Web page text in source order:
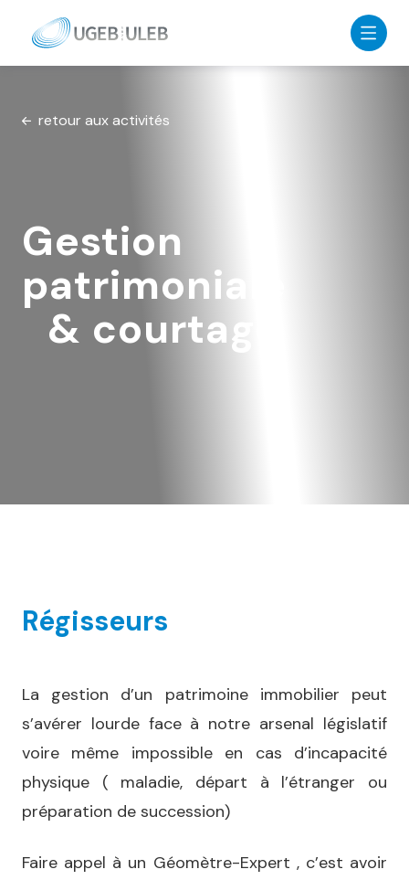
retour aux activités
Gestion
patrimoniale
& courtage
Régisseurs
La gestion d’un patrimoine immobilier peut
s’avérer lourde face à notre arsenal législatif
voire même impossible en cas d’incapacité
physique ( maladie, départ à l’étranger ou
préparation de succession)
Faire appel à un Géomètre-Expert , c’est avoir